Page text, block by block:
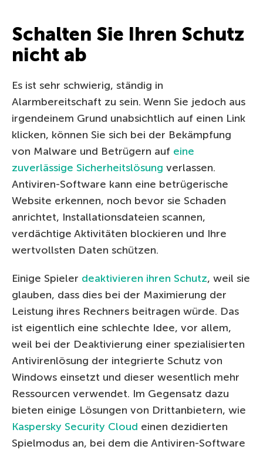
Schalten Sie Ihren Schutz
nicht ab
Es ist sehr schwierig, ständig in
Alarmbereitschaft zu sein. Wenn Sie jedoch aus
irgendeinem Grund unabsichtlich auf einen Link
klicken, können Sie sich bei der Bekämpfung
von Malware und Betrügern auf eine
zuverlässige Sicherheitslösung verlassen.
Antiviren-Software kann eine betrügerische
Website erkennen, noch bevor sie Schaden
anrichtet, Installationsdateien scannen,
verdächtige Aktivitäten blockieren und Ihre
wertvollsten Daten schützen.
Einige Spieler deaktivieren ihren Schutz, weil sie
glauben, dass dies bei der Maximierung der
Leistung ihres Rechners beitragen würde. Das
ist eigentlich eine schlechte Idee, vor allem,
weil bei der Deaktivierung einer spezialisierten
Antivirenlösung der integrierte Schutz von
Windows einsetzt und dieser wesentlich mehr
Ressourcen verwendet. Im Gegensatz dazu
bieten einige Lösungen von Drittanbietern, wie
Kaspersky Security Cloud einen dezidierten
Spielmodus an, bei dem die Antiviren-Software